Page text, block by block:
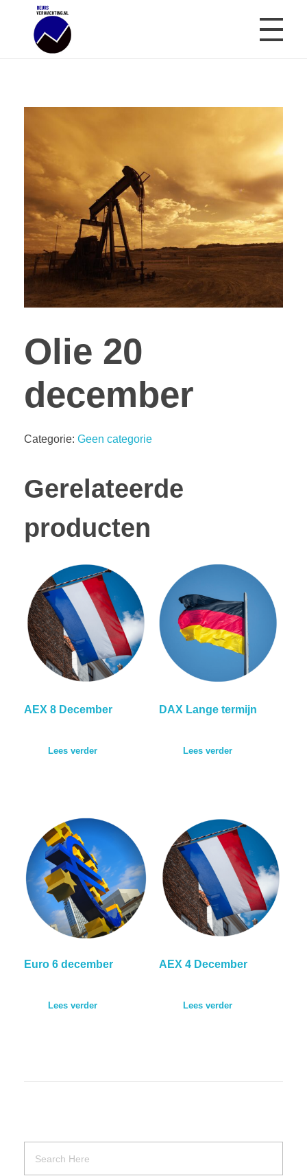
Olie 20
december
Categorie: Geen categorie
Gerelateerde
producten
AEX 8 December
Lees verder
DAX Lange termijn
Lees verder
Euro 6 december
Lees verder
AEX 4 December
Lees verder